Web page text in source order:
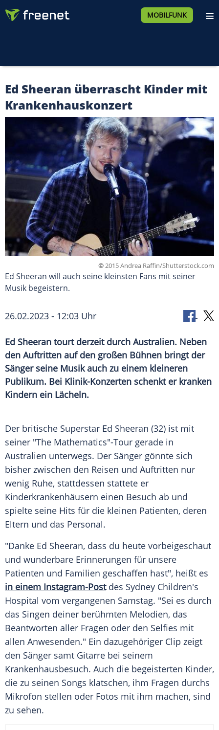
MOBILFUNK
Ed Sheeran überrascht Kinder mit
Krankenhauskonzert
©2015 Andrea Raffin/Shutterstock.com
Ed Sheeran will auch seine kleinsten Fans mit seiner
Musik begeistern.
26.02.2023 - 12:03 Uhr
Ed Sheeran tourt derzeit durch Australien. Neben
den Auftritten auf den großen Bühnen bringt der
Sänger seine Musik auch zu einem kleineren
Publikum. Bei Klinik-Konzerten schenkt er kranken
Kindern ein Lächeln.
Der britische Superstar Ed Sheeran (32) ist mit
seiner "The Mathematics"-Tour gerade in
Australien unterwegs. Der Sänger gönnte sich
bisher zwischen den Reisen und Auftritten nur
wenig Ruhe, stattdessen stattete er
Kinderkrankenhäusern einen Besuch ab und
spielte seine Hits für die kleinen Patienten, deren
Eltern und das Personal.
"Danke Ed Sheeran, dass du heute vorbeigeschaut
und wunderbare Erinnerungen für unsere
Patienten und Familien geschaffen hast", heißt es
in einem Instagram-Postdes Sydney Children's
Hospital vom vergangenen Samstag. "Sei es durch
das Singen deiner berühmten Melodien, das
Beantworten aller Fragen oder den Selfies mit
allen Anwesenden." Ein dazugehöriger Clip zeigt
den Sänger samt Gitarre bei seinem
Krankenhausbesuch. Auch die begeisterten Kinder,
die zu seinen Songs klatschen, ihm Fragen durchs
Mikrofon stellen oder Fotos mit ihm machen, sind
zu sehen.